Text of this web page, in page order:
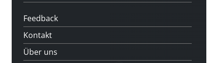
Feedback
Kontakt
Über uns